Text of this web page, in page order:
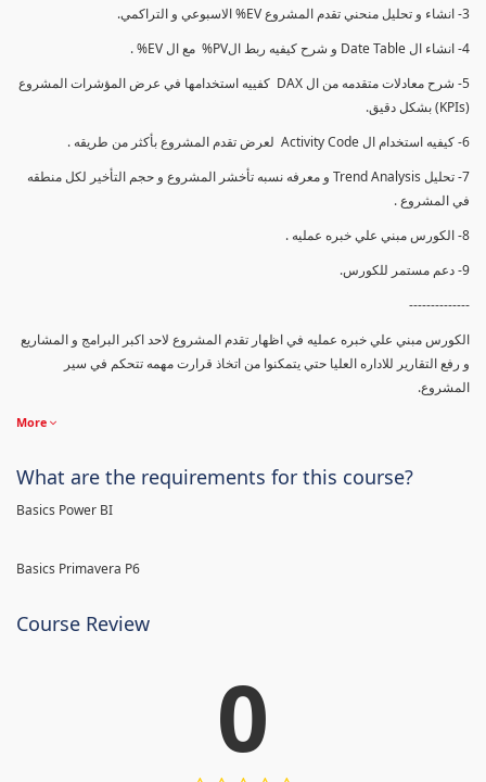
3- انشاء و تحليل منحني تقدم المشروع EV% الاسبوعي و التراكمي.
4- انشاء ال Date Table و شرح كيفيه ربط الPV% مع ال EV% .
5- شرح معادلات متقدمه من ال DAX كفييه استخدامها في عرض المؤشرات المشروع
(KPIs) بشكل دقيق.
6- كيفيه استخدام ال Activity Code لعرض تقدم المشروع بأكثر من طريقه .
7- تحليل Trend Analysis و معرفه نسبه تأخشر المشروع و حجم التأخير لكل منطقه
في المشروع .
8- الكورس مبني علي خبره عمليه .
9- دعم مستمر للكورس.
--------------
الكورس مبني علي خبره عمليه في اظهار تقدم المشروع لاحد اكبر البرامج و المشاريع
و رفع التقارير للاداره العليا حتي يتمكنوا من اتخاذ قرارت مهمه تتحكم في سير
المشروع.
More
What are the requirements for this course?
Basics Power BI
Basics Primavera P6
Course Review
0